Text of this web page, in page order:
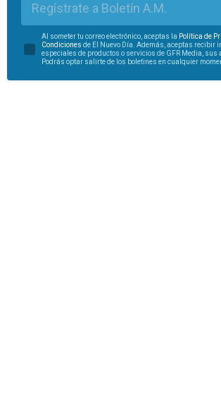
Regístrate a Boletín A.M.
Al someter tu correo electrónico, aceptas la Política de
Condiciones de El Nuevo Día. Además, aceptas recibir
especiales de productos o servicios de GFR Media, sus
Podrás optar salirte de los boletines en cualquier